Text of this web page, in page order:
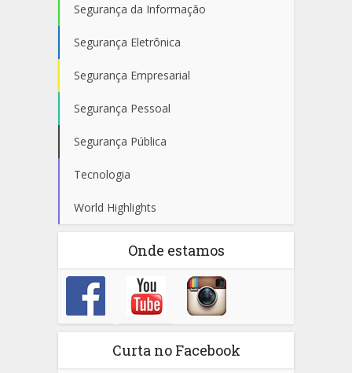
Segurança da Informação
Segurança Eletrônica
Segurança Empresarial
Segurança Pessoal
Segurança Pública
Tecnologia
World Highlights
Onde estamos
Curta no Facebook